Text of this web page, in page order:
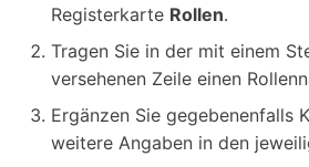
Registerkarte Rollen.
Tragen Sie in der mit einem
versehenen Zeile einen
Ergänzen Sie gegebenenfalls
weitere Angaben in den